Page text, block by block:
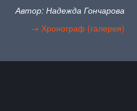
Автор: Надежда Гончарова
→ Хронограф (галерея)